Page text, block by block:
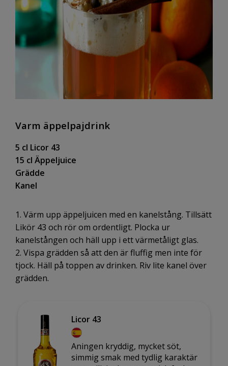
Varm äppelpajdrink
5 cl Licor 43
15 cl Äppeljuice
Grädde
Kanel
1. Värm upp äppeljuicen med en kanelstång. Tillsätt
Likör 43 och rör om ordentligt. Plocka ur
kanelstången och häll upp i ett värmetåligt glas.
2. Vispa grädden så att den är fluffig men inte för
tjock. Häll på toppen av drinken. Riv lite kanel över
grädden.
Licor 43
Aningen kryddig, mycket söt,
simmig smak med tydlig karaktär